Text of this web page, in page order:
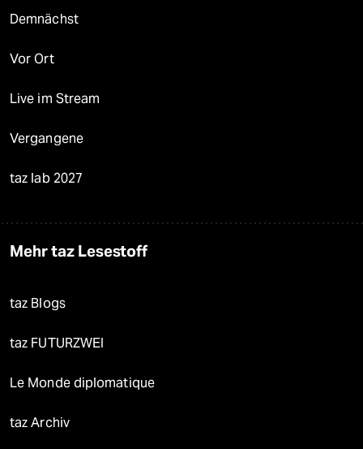
Demnächst
Vor Ort
Live im Stream
Vergangene
taz lab 2027
Mehr taz Lesestoff
taz Blogs
taz FUTURZWEI
Le Monde diplomatique
taz Archiv